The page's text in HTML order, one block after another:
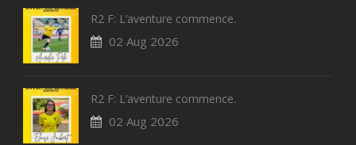
R2 F: L’aventure commence.
02 Aug 2026
R2 F: L’aventure commence.
02 Aug 2026